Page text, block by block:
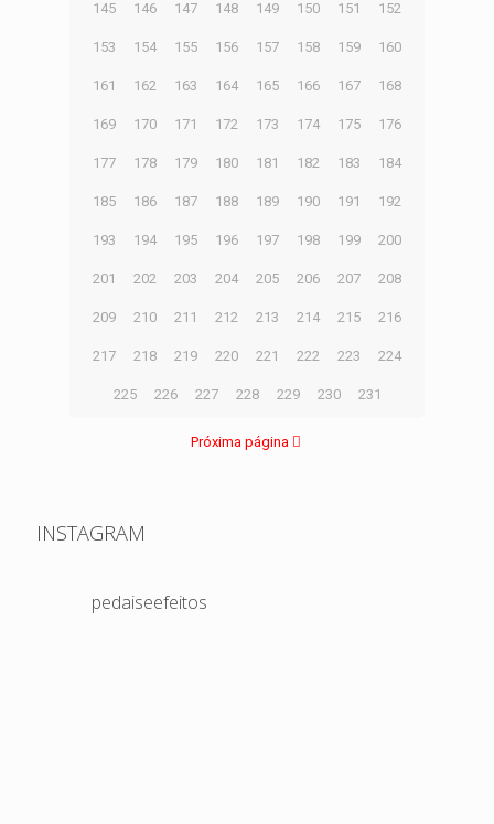
145 146 147 148 149 150 151 152
153 154 155 156 157 158 159 160
161 162 163 164 165 166 167 168
169 170 171 172 173 174 175 176
177 178 179 180 181 182 183 184
185 186 187 188 189 190 191 192
193 194 195 196 197 198 199 200
201 202 203 204 205 206 207 208
209 210 211 212 213 214 215 216
217 218 219 220 221 222 223 224
225 226 227 228 229 230 231
Próxima página
INSTAGRAM
pedaiseefeitos